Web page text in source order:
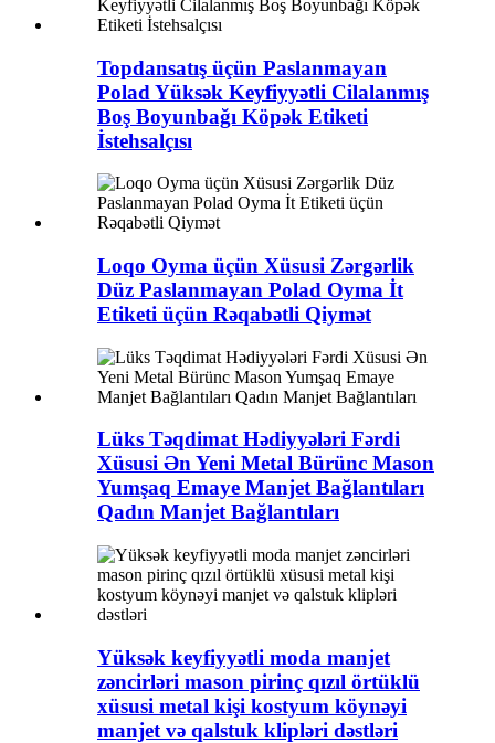
Topdansatış üçün Paslanmayan
Polad Yüksək Keyfiyyətli Cilalanmış
Boş Boyunbağı Köpək Etiketi
İstehsalçısı
Loqo Oyma üçün Xüsusi Zərgərlik
Düz Paslanmayan Polad Oyma İt
Etiketi üçün Rəqabətli Qiymət
Lüks Təqdimat Hədiyyələri Fərdi
Xüsusi Ən Yeni Metal Bürünc Mason
Yumşaq Emaye Manjet Bağlantıları
Qadın Manjet Bağlantıları
Yüksək keyfiyyətli moda manjet
zəncirləri mason pirinç qızıl örtüklü
xüsusi metal kişi kostyum köynəyi
manjet və qalstuk klipləri dəstləri